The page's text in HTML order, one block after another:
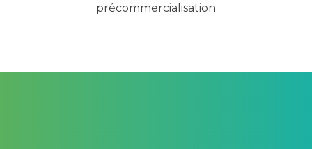
précommercialisation